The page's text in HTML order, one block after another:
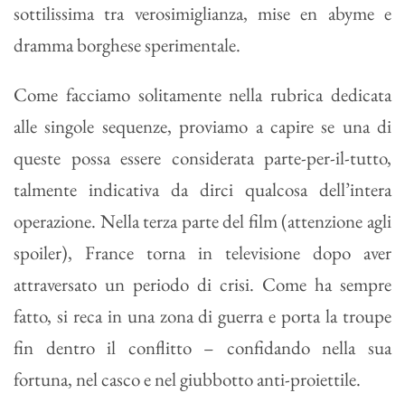
sottilissima tra verosimiglianza, mise en abyme e
dramma borghese sperimentale.
Come facciamo solitamente nella rubrica dedicata
alle singole sequenze, proviamo a capire se una di
queste possa essere considerata parte-per-il-tutto,
talmente indicativa da dirci qualcosa dell’intera
operazione. Nella terza parte del film (attenzione agli
spoiler), France torna in televisione dopo aver
attraversato un periodo di crisi. Come ha sempre
fatto, si reca in una zona di guerra e porta la troupe
fin dentro il conflitto – confidando nella sua
fortuna, nel casco e nel giubbotto anti-proiettile.